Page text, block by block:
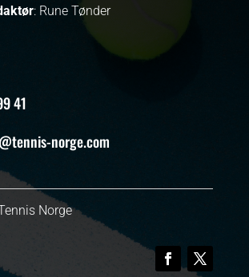
: Rune Tønder
41
norge.com
Norge